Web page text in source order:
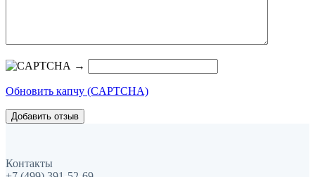
→
Обновить капчу (CAPTCHA)
Контакты